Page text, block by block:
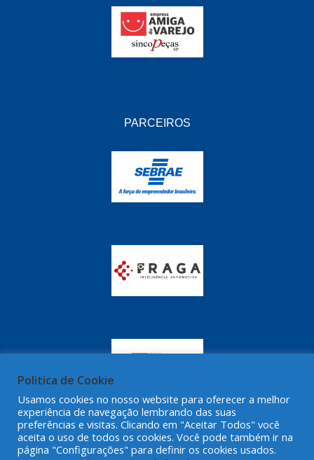
PARCEIROS
Politica de Cookie
Usamos cookies no nosso website para oferecer a melhor
experiência de navegação lembrando das suas
preferências e visitas. Clicando em "Aceitar Todos" você
aceita o uso de todos os cookies. Você pode também ir na
página "Configurações" para definir os cookies usados.